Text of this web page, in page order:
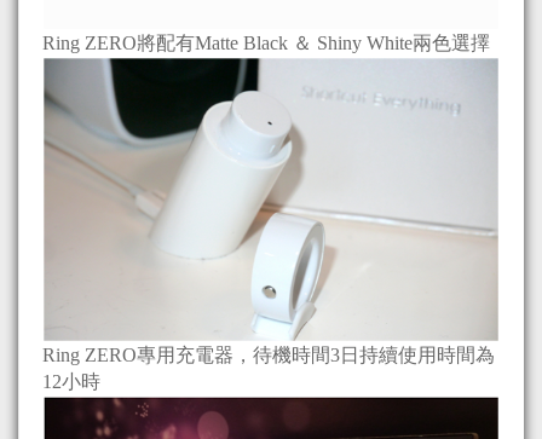
Ring ZERO將配有Matte Black ＆ Shiny White兩色選擇
Ring ZERO專用充電器，待機時間3日持續使用時間為
12小時